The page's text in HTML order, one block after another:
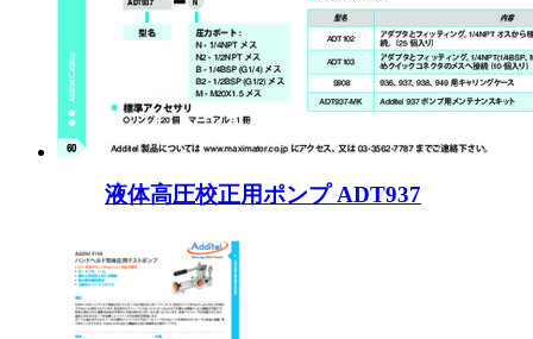
液体高圧校正用ポンプ ADT937